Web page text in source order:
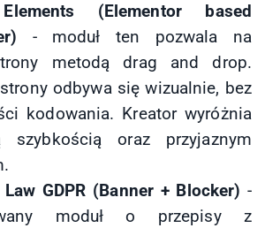
(Elementor based
- moduł ten pozwala na
metodą drag and drop.
odbywa się wizualnie, bez
kodowania. Kreator wyróżnia
oraz przyjaznym
Law GDPR (Banner + Blocker) -
moduł o przepisy z